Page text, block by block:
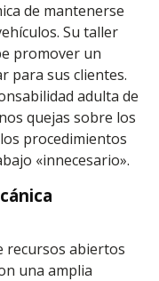
de mantenerse
Su taller
promover un
para sus clientes.
adulta de
quejas sobre los
procedimientos
«innecesario».
recursos abiertos
una amplia